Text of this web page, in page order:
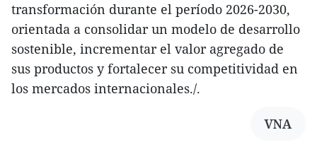
transformación durante el período 2026-2030,
orientada a consolidar un modelo de desarrollo
sostenible, incrementar el valor agregado de
sus productos y fortalecer su competitividad en
los mercados internacionales./.
VNA